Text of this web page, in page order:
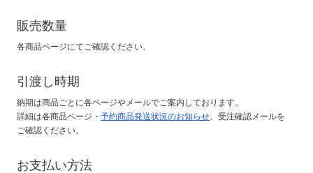
販売数量
各商品ページにてご確認ください。
引渡し時期
納期は商品ごとに各ページやメールでご案内しております。
詳細は各商品ページ・予約商品発送状況のお知らせ、受注確認メールを
ご確認ください。
お支払い方法